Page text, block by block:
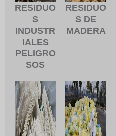
RESIDUO
S
INDUSTR
IALES
PELIGRO
SOS
RESIDUO
S DE
MADERA